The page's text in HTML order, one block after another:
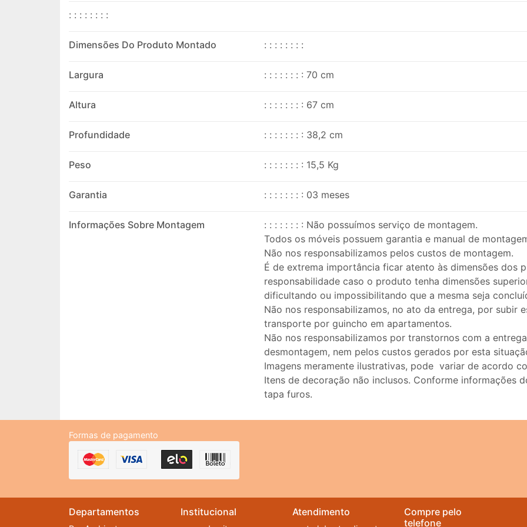
: : : : : : : :
Dimensões Do Produto Montado : : : : : : : :
Largura : : : : : : : : 70 cm
Altura : : : : : : : : 67 cm
Profundidade : : : : : : : : 38,2 cm
Peso : : : : : : : : 15,5 Kg
Garantia : : : : : : : : 03 meses
Informações Sobre Montagem
: : : : : : : : Não possuímos serviço de montagem.
Todos os móveis possuem garantia e manual de
Não nos responsabilizamos pelos custos de montagem.
É de extrema importância ficar atento às dimensões dos
responsabilidade caso o produto tenha dimensões
dificultando ou impossibilitando que a mesma seja
Não nos responsabilizamos, no ato da entrega, por subir
transporte por guincho em apartamentos.
Não nos responsabilizamos por transtornos com a
desmontagem, nem pelos custos gerados por esta
Imagens meramente ilustrativas, pode variar de acordo
Itens de decoração não inclusos. Conforme informações
tapa furos.
Formas de pagamento
Departamentos Institucional Atendimento
Compre pelo
telefone